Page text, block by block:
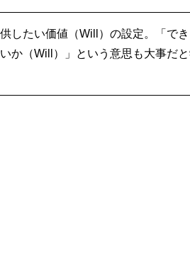
したい価値（Will）の設定。「で
か（Will）」という意思も大事だと